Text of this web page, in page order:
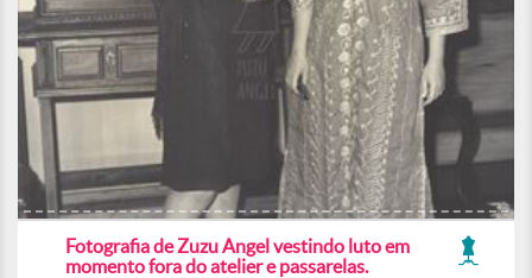
Fotografia de Zuzu Angel vestindo luto em
momento fora do atelier e passarelas.